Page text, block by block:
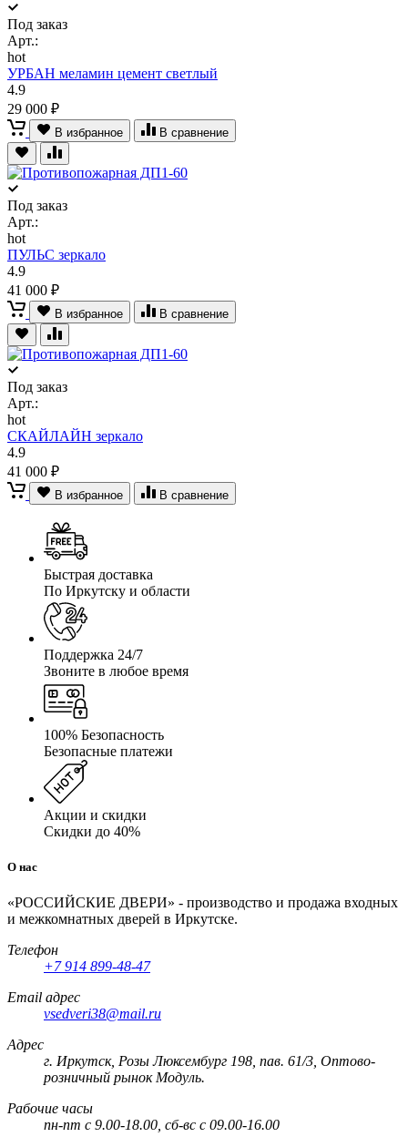
Под заказ
Арт.:
hot
УРБАН меламин цемент светлый
4.9
29 000 ₽
В избранное В сравнение
Под заказ
Арт.:
hot
ПУЛЬС зеркало
4.9
41 000 ₽
В избранное В сравнение
Под заказ
Арт.:
hot
СКАЙЛАЙН зеркало
4.9
41 000 ₽
В избранное В сравнение
Быстрая доставка
По Иркутску и области
Поддержка 24/7
Звоните в любое время
100% Безопасность
Безопасные платежи
Акции и скидки
Скидки до 40%
О нас
«РОССИЙСКИЕ ДВЕРИ» - производство и продажа входных
и межкомнатных дверей в Иркутске.
Телефон
+7 914 899-48-47
Email адрес
vsedveri38@mail.ru
Адрес
г. Иркутск, Розы Люксембург 198, пав. 61/3, Оптово-
розничный рынок Модуль.
Рабочие часы
пн-пт с 9.00-18.00, сб-вс с 09.00-16.00